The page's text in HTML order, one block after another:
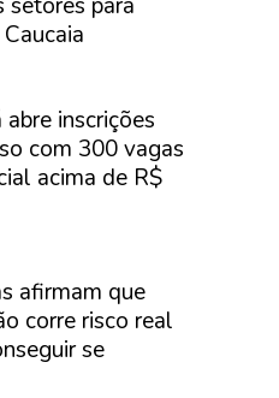
abre inscrições
com 300 vagas
acima de R$
afirmam que
corre risco real
se